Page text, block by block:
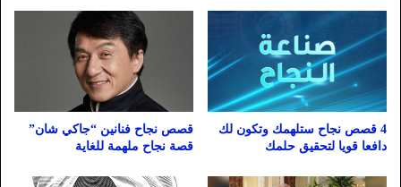
4 قصص نجاح ستلهمك وتكون لك
دافعا قويا لتحقيق حلمك
قصص نجاح فنانين “جاكي شان”
قصة نجاح ملهمة للغاية